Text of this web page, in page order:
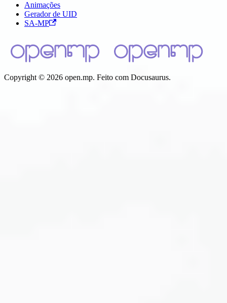
Animações
Gerador de UID
SA-MP
Copyright © 2026 open.mp. Feito com Docusaurus.